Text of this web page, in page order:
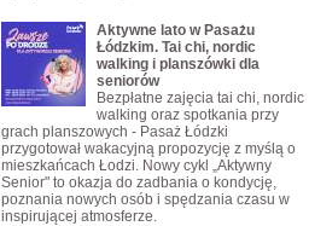
Aktywne lato w Pasażu
Łódzkim. Tai chi, nordic
walking i planszówki dla
seniorów
Bezpłatne zajęcia tai chi, nordic
walking oraz spotkania przy
grach planszowych - Pasaż Łódzki
przygotował wakacyjną propozycję z myślą o
mieszkańcach Łodzi. Nowy cykl „Aktywny
Senior" to okazja do zadbania o kondycję,
poznania nowych osób i spędzania czasu w
inspirującej atmosferze.